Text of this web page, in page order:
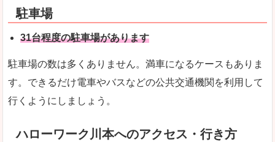
駐車場
31台程度の駐車場があります
駐車場の数は多くありません。満車になるケースもありま
す。できるだけ電車やバスなどの公共交通機関を利用して
行くようにしましょう。
ハローワーク川本へのアクセス・行き方